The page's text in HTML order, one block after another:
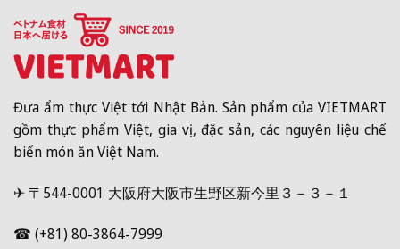
Đưa ẩm thực Việt tới Nhật Bản. Sản phẩm của VIETMART
gồm thực phẩm Việt, gia vị, đặc sản, các nguyên liệu chế
biến món ăn Việt Nam.
✈ 〒544-0001 大阪府大阪市生野区新今里３－３－１
☎ (+81) 80-3864-7999